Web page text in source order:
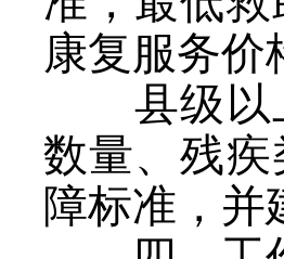
康复服务价
县级以上
数量、残
障标准，并